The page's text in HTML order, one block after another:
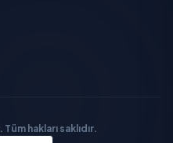
. Tüm hakları saklıdır.